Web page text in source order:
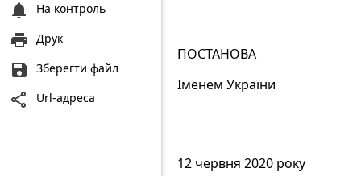
На контроль
Друк
Зберегти файл
Url-адреса
ПОСТАНОВА
Іменем України
12 червня 2020 року